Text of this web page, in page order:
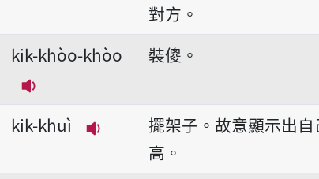
對方。
kik-khòo-khòo
播放音讀kik-khòo-khòo
裝傻。
kik-khuì
播放音讀kik-khuì
擺架子。故意顯示出
高。